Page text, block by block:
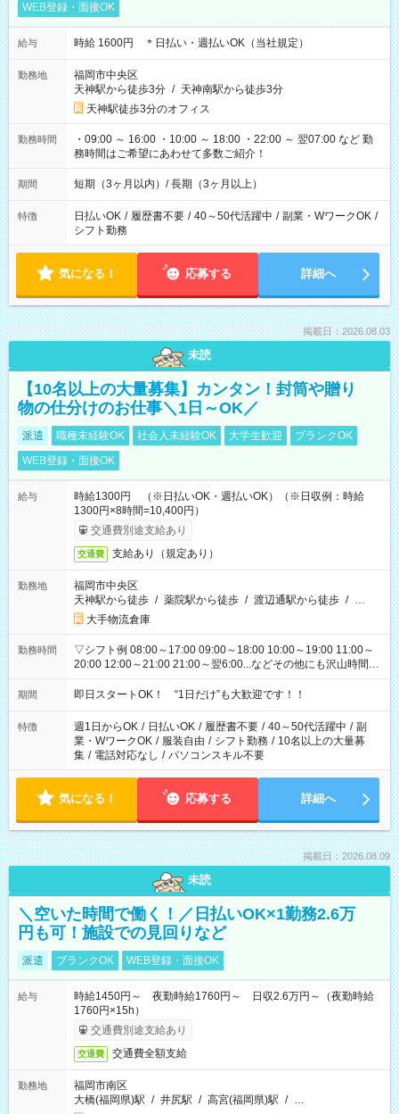
WEB登録・面接OK
給与 時給 1600円 ＊日払い・週払いOK（当社規定）
勤務地
福岡市中央区
天神駅から徒歩3分 / 天神南駅から徒歩3分
天神駅徒歩3分のオフィス
勤務時間
・09:00 ～ 16:00 ・10:00 ～ 18:00 ・22:00 ～ 翌07:00 など 勤
務時間はご希望にあわせて多数ご紹介！
期間 短期（3ヶ月以内）/ 長期（3ヶ月以上）
特徴 日払いOK / 履歴書不要 / 40～50代活躍中 / 副業・WワークOK /
シフト勤務
気になる！ 応募する 詳細へ
掲載日：2026.08.03
未読
【10名以上の大量募集】カンタン！封筒や贈り
物の仕分けのお仕事＼1日～OK／
派遣 職種未経験OK 社会人未経験OK 大学生歓迎
ブランクOK
WEB登録・面接OK
給与
時給1300円 （※日払いOK・週払いOK）（※日収例：時給
1300円×8時間=10,400円）
交通費別途支給あり
交通費 支給あり（規定あり）
勤務地
福岡市中央区
天神駅から徒歩 / 薬院駅から徒歩 / 渡辺通駅から徒歩 / …
大手物流倉庫
勤務時間
▽シフト例 08:00～17:00 09:00～18:00 10:00～19:00 11:00～
20:00 12:00～21:00 21:00～翌6:00...などその他にも沢山時間が
ございます！ 基本は実働8時間（休憩1時間）がメインですが、
他にもご希望があればご相談ください！
期間 即日スタートOK！ “1日だけ”も大歓迎です！！
特徴 週1日からOK / 日払いOK / 履歴書不要 / 40～50代活躍中 / 副
業・WワークOK / 服装自由 / シフト勤務 / 10名以上の大量募
集 / 電話対応なし / パソコンスキル不要
気になる！ 応募する 詳細へ
掲載日：2026.08.09
未読
＼空いた時間で働く！／日払いOK×1勤務2.6万
円も可！施設での見回りなど
派遣 ブランクOK WEB登録・面接OK
給与
時給1450円～ 夜勤時給1760円～ 日収2.6万円～（夜勤時給
1760円×15h）
交通費別途支給あり
交通費 交通費全額支給
勤務地
福岡市南区
大橋(福岡県)駅 / 井尻駅 / 高宮(福岡県)駅 / …